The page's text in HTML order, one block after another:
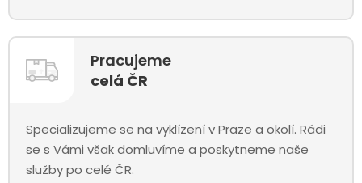
Pracujeme
celá ČR
Specializujeme se na vyklízení v Praze a okolí. Rádi
se s Vámi však domluvíme a poskytneme naše
služby po celé ČR.